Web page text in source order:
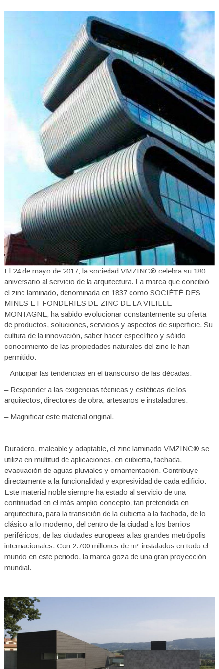
El 24 de mayo de 2017, la sociedad VMZINC® celebra su 180
aniversario al servicio de la arquitectura. La marca que concibió
el zinc laminado, denominada en 1837 como SOCIÉTÉ DES
MINES ET FONDERIES DE ZINC DE LA VIEILLE
MONTAGNE, ha sabido evolucionar constantemente su oferta
de productos, soluciones, servicios y aspectos de superficie. Su
cultura de la innovación, saber hacer específico y sólido
conocimiento de las propiedades naturales del zinc le han
permitido:
– Anticipar las tendencias en el transcurso de las décadas.
– Responder a las exigencias técnicas y estéticas de los
arquitectos, directores de obra, artesanos e instaladores.
– Magnificar este material original.
Duradero, maleable y adaptable, el zinc laminado VMZINC® se
utiliza en multitud de aplicaciones, en cubierta, fachada,
evacuación de aguas pluviales y ornamentación. Contribuye
directamente a la funcionalidad y expresividad de cada edificio.
Este material noble siempre ha estado al servicio de una
continuidad en el más amplio concepto, tan pretendida en
arquitectura, para la transición de la cubierta a la fachada, de lo
clásico a lo moderno, del centro de la ciudad a los barrios
periféricos, de las ciudades europeas a las grandes metrópolis
internacionales. Con 2.700 millones de m² instalados en todo el
mundo en este periodo, la marca goza de una gran proyección
mundial.